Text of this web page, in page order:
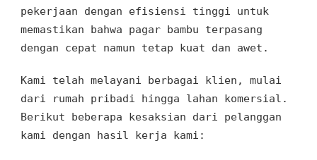
pekerjaan dengan efisiensi tinggi untuk
memastikan bahwa pagar bambu terpasang
dengan cepat namun tetap kuat dan awet.
Kami telah melayani berbagai klien, mulai
dari rumah pribadi hingga lahan komersial.
Berikut beberapa kesaksian dari pelanggan
kami dengan hasil kerja kami: